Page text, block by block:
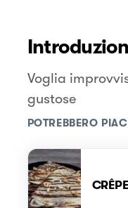
Voglia
gustose
POTREBBERO